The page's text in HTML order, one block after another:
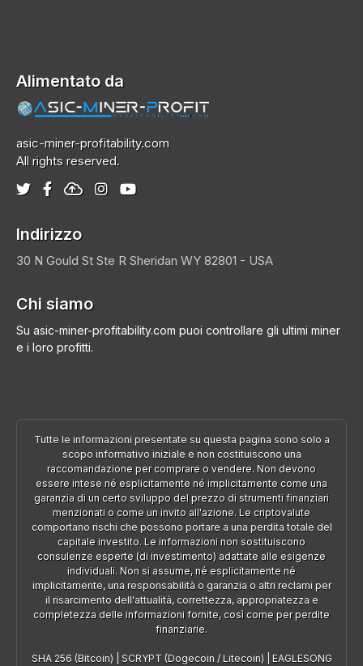
Alimentato da
asic-miner-profitability.com
All rights reserved.
Indirizzo
30 N Gould St Ste R Sheridan WY 82801 - USA
Chi siamo
Su asic-miner-profitability.com puoi controllare gli ultimi miner
e i loro profitti.
Tutte le informazioni presentate su questa pagina sono solo a
scopo informativo iniziale e non costituiscono una
raccomandazione per comprare o vendere. Non devono
essere intese né esplicitamente né implicitamente come una
garanzia di un certo sviluppo del prezzo di strumenti finanziari
menzionati o come un invito all'azione. Le criptovalute
comportano rischi che possono portare a una perdita totale del
capitale investito. Le informazioni non sostituiscono
consulenze esperte (di investimento) adattate alle esigenze
individuali. Non si assume, né esplicitamente né
implicitamente, una responsabilità o garanzia o altri reclami per
il risarcimento dell'attualità, correttezza, appropriatezza e
completezza delle informazioni fornite, così come per perdite
finanziarie.
SHA 256 (Bitcoin) SCRYPT (Dogecoin / Litecoin) EAGLESONG